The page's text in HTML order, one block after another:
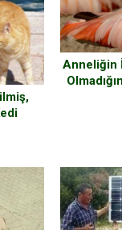
Anneliğin